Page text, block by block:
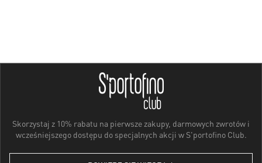
Skorzystaj z 10% rabatu na pierwsze zakupy, darmowych zwrotów i
wcześniejszego dostępu do specjalnych akcji w S'portofino Club.